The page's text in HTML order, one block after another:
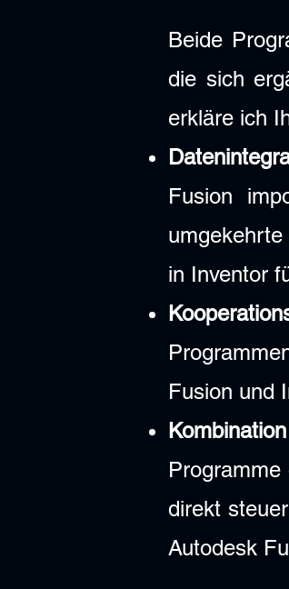
Beide
die sich
erkläre ich
Fusion
in Inventor
Fusion und
direkt
Autodesk